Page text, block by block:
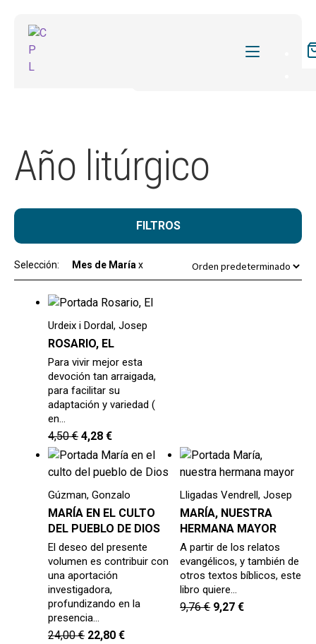
REVISTAS
ACTUALIDAD
BLOG
CONTACTO
MI CUENTA
BUSCAR
Año litúrgico
FILTROS
Selección: Mes de María x
Urdeix i Dordal, Josep
ROSARIO, EL
Para vivir mejor esta
devoción tan arraigada,
para facilitar su
adaptación y variedad (
en…
4,50€ 4,28 €
Gúzman, Gonzalo
MARÍA EN EL CULTO
DEL PUEBLO DE DIOS
El deseo del presente
volumen es contribuir con
una aportación
investigadora,
profundizando en la
presencia…
24,00€ 22,80 €
Lligadas Vendrell, Josep
MARÍA, NUESTRA
HERMANA MAYOR
A partir de los relatos
evangélicos, y también de
otros textos bíblicos, este
libro quiere…
9,76€ 9,27€